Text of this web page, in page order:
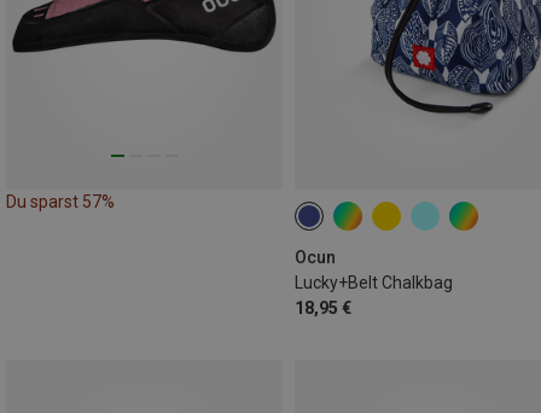
Du sparst 57%
Ocun
Lucky+Belt Chalkbag
18,95 €